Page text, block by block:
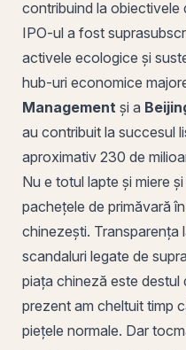
contribuind la obiectivele
IPO-ul a fost
activele ecologice și
hub-uri economice
Management și a
au contribuit la succesul
aproximativ 230 de
Nu e totul lapte și miere
pachețele de primăvară
chinezești. Transparența
scandaluri legate de
piața chineză este destul
prezent am cheltuit timp
piețele normale. Dar